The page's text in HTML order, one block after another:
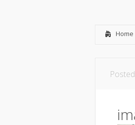
Home